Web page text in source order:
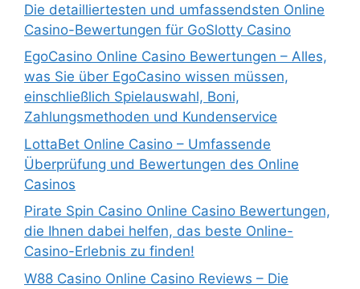
Die detailliertesten und umfassendsten Online
Casino-Bewertungen für GoSlotty Casino
EgoCasino Online Casino Bewertungen – Alles,
was Sie über EgoCasino wissen müssen,
einschließlich Spielauswahl, Boni,
Zahlungsmethoden und Kundenservice
LottaBet Online Casino – Umfassende
Überprüfung und Bewertungen des Online
Casinos
Pirate Spin Casino Online Casino Bewertungen,
die Ihnen dabei helfen, das beste Online-
Casino-Erlebnis zu finden!
W88 Casino Online Casino Reviews – Die